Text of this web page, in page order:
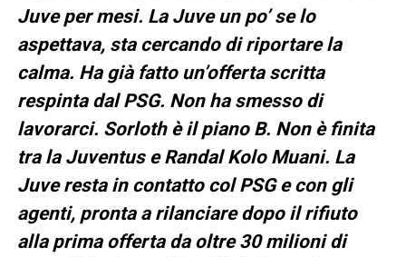
Juve per mesi. La Juve un po’ se lo
aspettava, sta cercando di riportare la
calma. Ha già fatto un’offerta scritta
respinta dal PSG. Non ha smesso di
lavorarci. Sorloth è il piano B. Non è finita
tra la Juventus e Randal Kolo Muani. La
Juve resta in contatto col PSG e con gli
agenti, pronta a rilanciare dopo il rifiuto
alla prima offerta da oltre 30 milioni di